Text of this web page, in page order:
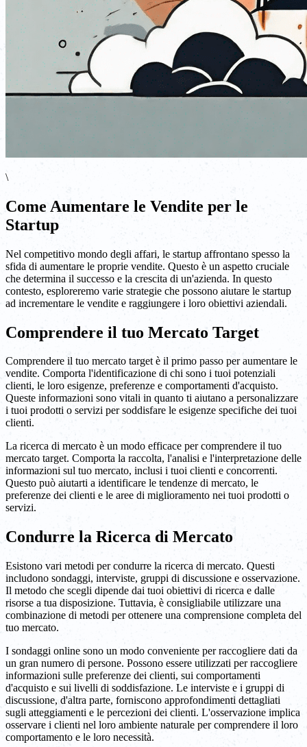
\
Come Aumentare le Vendite per le
Startup
Nel competitivo mondo degli affari, le startup affrontano spesso la
sfida di aumentare le proprie vendite. Questo è un aspetto cruciale
che determina il successo e la crescita di un'azienda. In questo
contesto, esploreremo varie strategie che possono aiutare le startup
ad incrementare le vendite e raggiungere i loro obiettivi aziendali.
Comprendere il tuo Mercato Target
Comprendere il tuo mercato target è il primo passo per aumentare le
vendite. Comporta l'identificazione di chi sono i tuoi potenziali
clienti, le loro esigenze, preferenze e comportamenti d'acquisto.
Queste informazioni sono vitali in quanto ti aiutano a personalizzare
i tuoi prodotti o servizi per soddisfare le esigenze specifiche dei tuoi
clienti.
La ricerca di mercato è un modo efficace per comprendere il tuo
mercato target. Comporta la raccolta, l'analisi e l'interpretazione delle
informazioni sul tuo mercato, inclusi i tuoi clienti e concorrenti.
Questo può aiutarti a identificare le tendenze di mercato, le
preferenze dei clienti e le aree di miglioramento nei tuoi prodotti o
servizi.
Condurre la Ricerca di Mercato
Esistono vari metodi per condurre la ricerca di mercato. Questi
includono sondaggi, interviste, gruppi di discussione e osservazione.
Il metodo che scegli dipende dai tuoi obiettivi di ricerca e dalle
risorse a tua disposizione. Tuttavia, è consigliabile utilizzare una
combinazione di metodi per ottenere una comprensione completa del
tuo mercato.
I sondaggi online sono un modo conveniente per raccogliere dati da
un gran numero di persone. Possono essere utilizzati per raccogliere
informazioni sulle preferenze dei clienti, sui comportamenti
d'acquisto e sui livelli di soddisfazione. Le interviste e i gruppi di
discussione, d'altra parte, forniscono approfondimenti dettagliati
sugli atteggiamenti e le percezioni dei clienti. L'osservazione implica
osservare i clienti nel loro ambiente naturale per comprendere il loro
comportamento e le loro necessità.